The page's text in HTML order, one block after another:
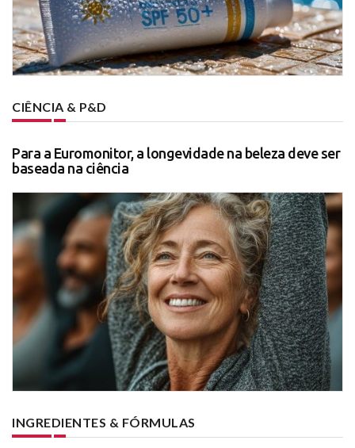
CIÊNCIA & P&D
Para a Euromonitor, a longevidade na beleza deve ser
baseada na ciência
INGREDIENTES & FÓRMULAS